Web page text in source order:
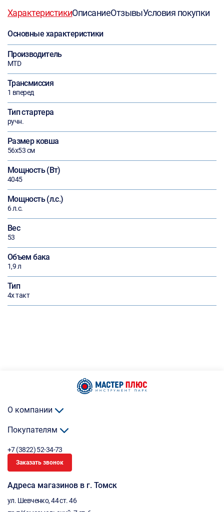
ХарактеристикиОписаниеОтзывыУсловия покупки
Основные характеристики
Производитель
MTD
Трансмиссия
1 вперед
Тип стартера
ручн.
Размер ковша
56х53 см
Мощность (Вт)
4045
Мощность (л.с.)
6 л.с.
Вес
53
Объем бака
1,9 л
Тип
4х такт
О компании
Покупателям
+7 (3822) 52-34-73
Заказать звонок
Адреса магазинов в г. Томск
ул. Шевченко, 44 ст. 46